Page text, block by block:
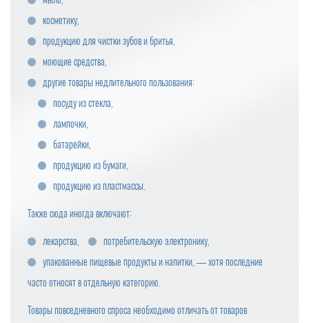
косметику,
продукцию для чистки зубов и бритья,
моющие средства,
другие товары недлительного пользования:
посуду из стекла,
лампочки,
батарейки,
продукцию из бумаги,
продукцию из пластмассы.
Также сюда иногда включают:
лекарства,
потребительскую электронику,
упакованные пищевые продукты и напитки, — хотя последние
часто относят в отдельную категорию.
Товары повседневного спроса необходимо отличать от товаров